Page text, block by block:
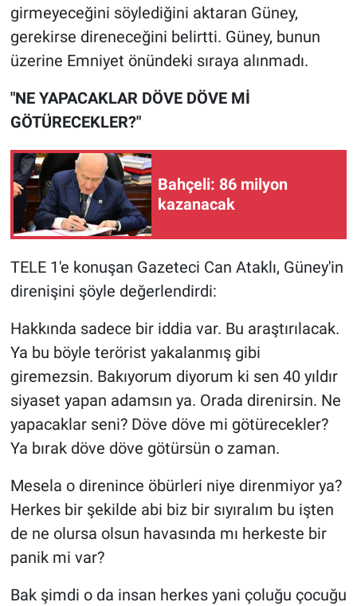
girmeyeceğini söylediğini aktaran Güney,
gerekirse direneceğini belirtti. Güney, bunun
üzerine Emniyet önündeki sıraya alınmadı.
"NE YAPACAKLAR DÖVE DÖVE Mİ
GÖTÜRECEKLER?"
Bahçeli: 86 milyon
kazanacak
TELE 1'e konuşan Gazeteci Can Ataklı, Güney'in
direnişini şöyle değerlendirdi:
Hakkında sadece bir iddia var. Bu araştırılacak.
Ya bu böyle terörist yakalanmış gibi
giremezsin. Bakıyorum diyorum ki sen 40 yıldır
siyaset yapan adamsın ya. Orada direnirsin. Ne
yapacaklar seni? Döve döve mi götürecekler?
Ya bırak döve döve götürsün o zaman.
Mesela o direnince öbürleri niye direnmiyor ya?
Herkes bir şekilde abi biz bir sıyıralım bu işten
de ne olursa olsun havasında mı herkeste bir
panik mi var?
Bak şimdi o da insan herkes yani çoluğu çocuğu
Kültür Sanat
Ne demişti
Nedir
Popüler
Programlar
Sağlık
Teknoloji
Türkiye'nin Geleceği
Türkiye'nin Gündemi
Yerel Gündem
Yerel Yaşam